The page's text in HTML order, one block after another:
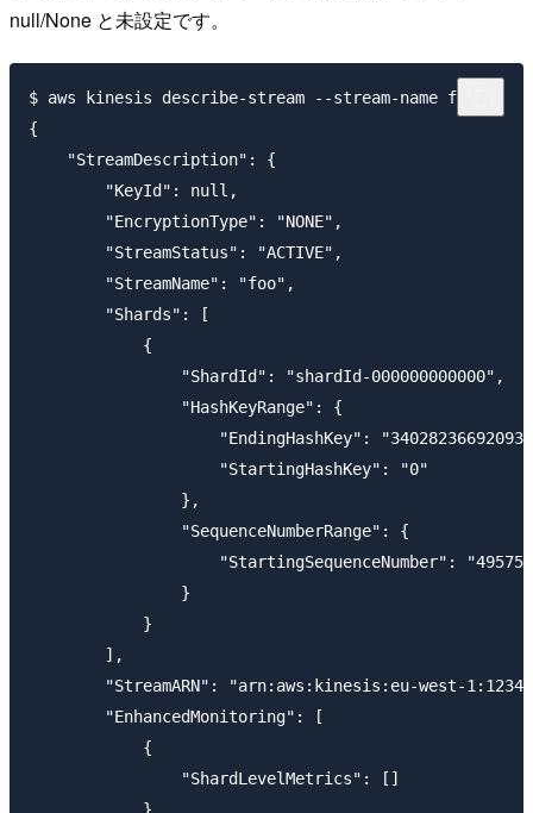
null/None と未設定です。
$ aws kinesis describe-stream --stream-name foo
{
    "StreamDescription": {
        "KeyId": null,
        "EncryptionType": "NONE",
        "StreamStatus": "ACTIVE",
        "StreamName": "foo",
        "Shards": [
            {
                "ShardId": "shardId-000000000000",
                "HashKeyRange": {
"EndingHashKey":
                    "StartingHashKey": "0"
                },
                "SequenceNumberRange": {
"StartingSequenceNumber":
                }
            }
        ],
"StreamARN": "arn:aws:kinesis:eu-west-
        "EnhancedMonitoring": [
            {
                "ShardLevelMetrics": []